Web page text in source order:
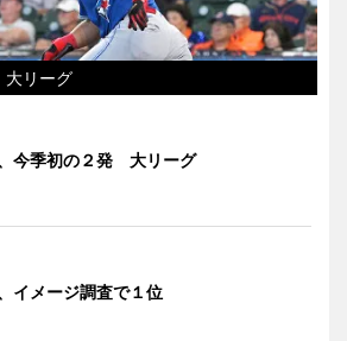
リーグ
今季初の２発 大リーグ
イメージ調査で１位